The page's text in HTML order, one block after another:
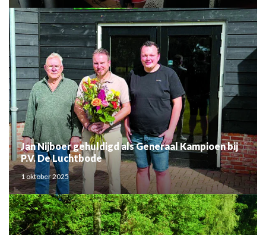
Jan Nijboer gehuldigd als Generaal Kampioen bij
P.V. De Luchtbode
1 oktober 2025